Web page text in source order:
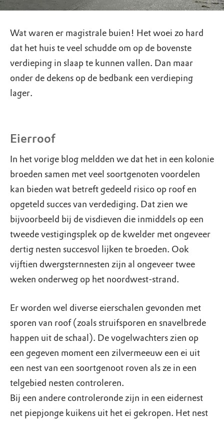
Wat waren er magistrale buien! Het woei zo hard
dat het huis te veel schudde om op de bovenste
verdieping in slaap te kunnen vallen. Dan maar
onder de dekens op de bedbank een verdieping
lager.
Eierroof
In het vorige blog meldden we dat het in een kolonie
broeden samen met veel soortgenoten voordelen
kan bieden wat betreft gedeeld risico op roof en
opgeteld succes van verdediging. Dat zien we
bijvoorbeeld bij de visdieven die inmiddels op een
tweede vestigingsplek op de kwelder met ongeveer
dertig nesten succesvol lijken te broeden. Ook
vijftien dwergsternnesten zijn al ongeveer twee
weken onderweg op het noordwest-strand.
Er worden wel diverse eierschalen gevonden met
sporen van roof (zoals struifsporen en snavelbrede
happen uit de schaal). De vogelwachters zien op
een gegeven moment een zilvermeeuw een ei uit
een nest van een soortgenoot roven als ze in een
telgebied nesten controleren.
Bij een andere controleronde zijn in een eidernest
net piepjonge kuikens uit het ei gekropen. Het nest